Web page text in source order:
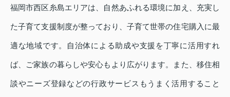
福岡市西区糸島エリアは、自然あふれる環境に加え、充実し
た子育て支援制度が整っており、子育て世帯の住宅購入に最
適な地域です。自治体による助成や支援を丁寧に活用すれ
ば、ご家族の暮らしや安心もより広がります。また、移住相
談やニーズ登録などの行政サービスもうまく活用すること